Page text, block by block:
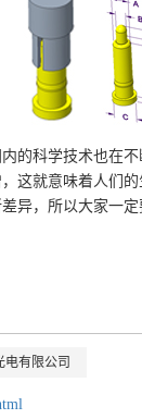
的科学技术也在
这就意味着人们
异，所以大家一
有限公司